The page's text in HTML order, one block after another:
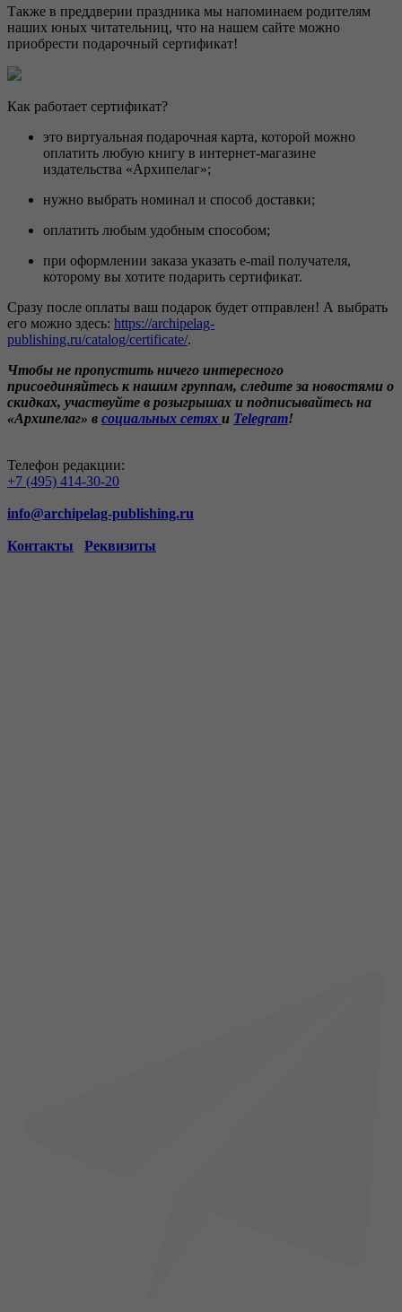
Также в преддверии праздника мы напоминаем родителям
наших юных читательниц, что на нашем сайте можно
приобрести подарочный сертификат!
Как работает сертификат?
это виртуальная подарочная карта, которой можно
оплатить любую книгу в интернет-магазине
издательства «Архипелаг»;
нужно выбрать номинал и способ доставки;
оплатить любым удобным способом;
при оформлении заказа указать e-mail получателя,
которому вы хотите подарить сертификат.
Сразу после оплаты ваш подарок будет отправлен! А выбрать
его можно здесь: https://archipelag-
publishing.ru/catalog/certificate/.
Чтобы не пропустить ничего интересного
присоединяйтесь к нашим группам, следите за новостями о
скидках, участвуйте в розыгрышах и подписывайтесь на
«Архипелаг» в социальных сетях и Telegram!
Телефон редакции:
+7 (495) 414-30-20
info@archipelag-publishing.ru
Контакты Реквизиты